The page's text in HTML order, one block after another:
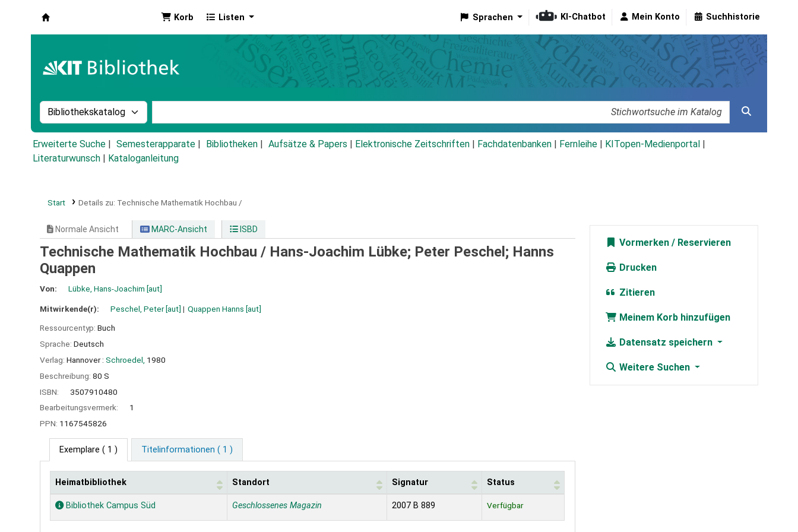
Korb Listen Sprachen KI-Chatbot Mein Konto Suchhistorie
Suche im Katalog nach:
Erweiterte Suche Semesterapparate Bibliotheken Aufsätze & Papers Elektronische Zeitschriften Fachdatenbanken Fernleihe KITopen-Medienportal
Literaturwunsch
Kataloganleitung
Start Details zu: Technische Mathematik Hochbau /
Normale Ansicht MARC-Ansicht ISBD
Technische Mathematik Hochbau / Hans-Joachim Lübke; Peter Peschel; Hanns
Quappen
Von: Lübke, Hans-Joachim [aut]
Mitwirkende(r): Peschel, Peter[aut] Quappen Hanns [aut]
Ressourcentyp: Buch
Sprache: Deutsch
Verlag: Hannover : Schroedel, 1980
Beschreibung: 80 S
ISBN:
3507910480
Bearbeitungsvermerk:
1
PPN: 1167545826
Exemplare ( 1 ) Titelinformationen ( 1 )
Exemplare
Heimatbibliothek Standort Signatur Status
Bibliothek Campus Süd Geschlossenes Magazin 2007 B 889 Verfügbar
Vormerken
Drucken
Zitieren
Meinem Korb hinzufügen
Datensatz speichern
Weitere Suchen